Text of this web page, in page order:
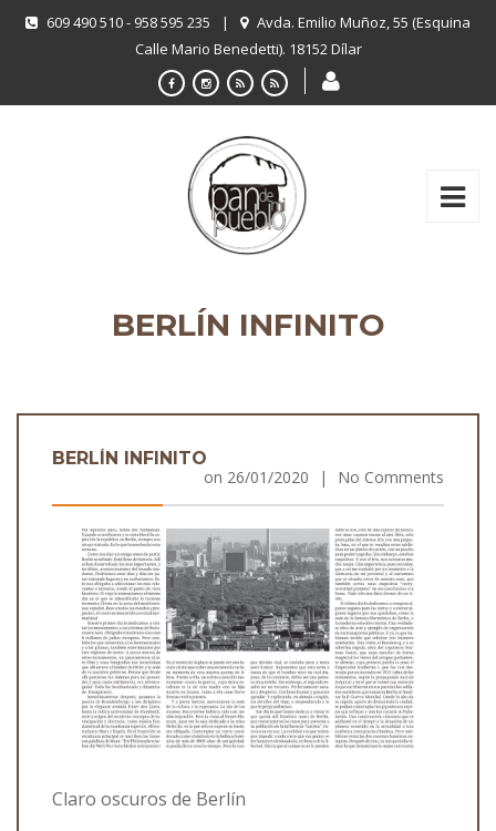
609 490 510 - 958 595 235 |
Avda. Emilio Muñoz, 55 (Esquina
Calle Mario Benedetti). 18152 Dílar
BERLÍN INFINITO
BERLÍN INFINITO
on 26/01/2020 | No Comments
Claro oscuros de Berlín